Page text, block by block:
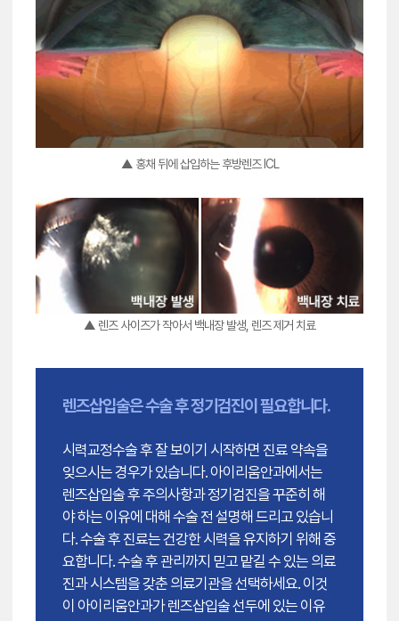
▲ 홍채 뒤에 삽입하는 후방렌즈 ICL
▲ 렌즈 사이즈가 작아서 백내장 발생, 렌즈 제거 치료
렌즈삽입술은 수술 후 정기검진이 필요합니다.
시력교정수술 후 잘 보이기 시작하면 진료 약속을
잊으시는 경우가 있습니다. 아이리움안과에서는
렌즈삽입술 후 주의사항과 정기검진을 꾸준히 해
야 하는 이유에 대해 수술 전 설명해 드리고 있습니
다. 수술 후 진료는 건강한 시력을 유지하기 위해 중
요합니다. 수술 후 관리까지 믿고 맡길 수 있는 의료
진과 시스템을 갖춘 의료기관을 선택하세요. 이것
이 아이리움안과가 렌즈삽입술 선두에 있는 이유